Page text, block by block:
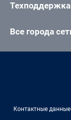
Техподдержка
Все города
Контактные